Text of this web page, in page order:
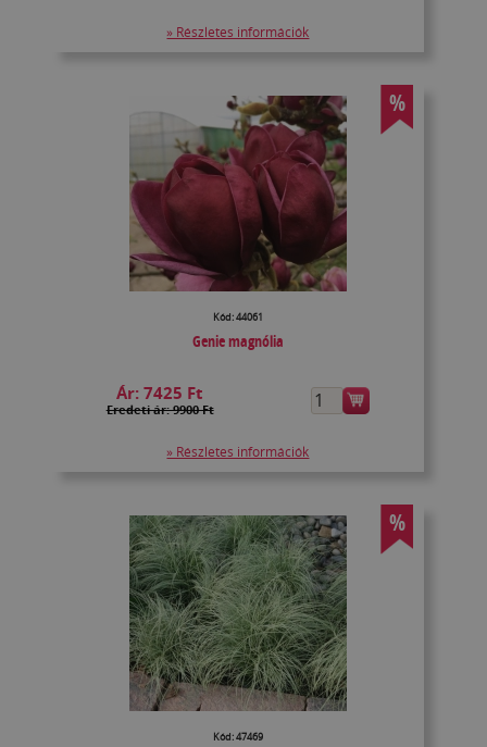
» Részletes információk
%
Kód: 44061
Genie magnólia
Ár:7425 Ft
Eredeti ár: 9900 Ft
» Részletes információk
%
Kód: 47469